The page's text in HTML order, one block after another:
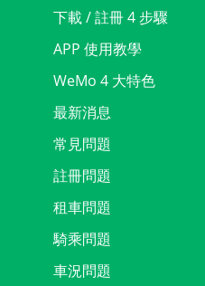
下載 / 註冊 4 步驟
APP 使用教學
WeMo 4 大特色
最新消息
常見問題
註冊問題
租車問題
騎乘問題
車況問題